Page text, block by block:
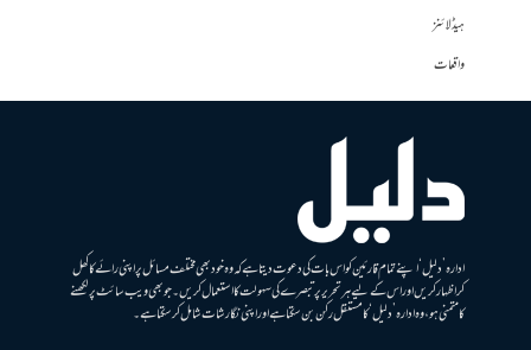
ہیڈلائنز
واقعات
ادارہ ’دلیل‘ اپنے تمام قارئین کو اس بات کی دعوت دیتا ہے کہ وہ خود بھی مختلف مسائل پر اپنی رائے کا کھل
کر اظہار کریں اور اس کے لیے ہر تحریر پر تبصرے کی سہولت کا استعمال کریں۔ جو بھی ویب سائٹ پر لکھنے
کا متمنی ہو، وہ ادارہ ’دلیل‘ کا مستقل رکن بن سکتا ہے اور اپنی نگارشات شامل کرسکتا ہے۔